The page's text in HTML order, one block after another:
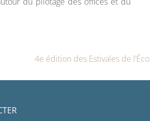
4e édition des Estivales de l’Éco